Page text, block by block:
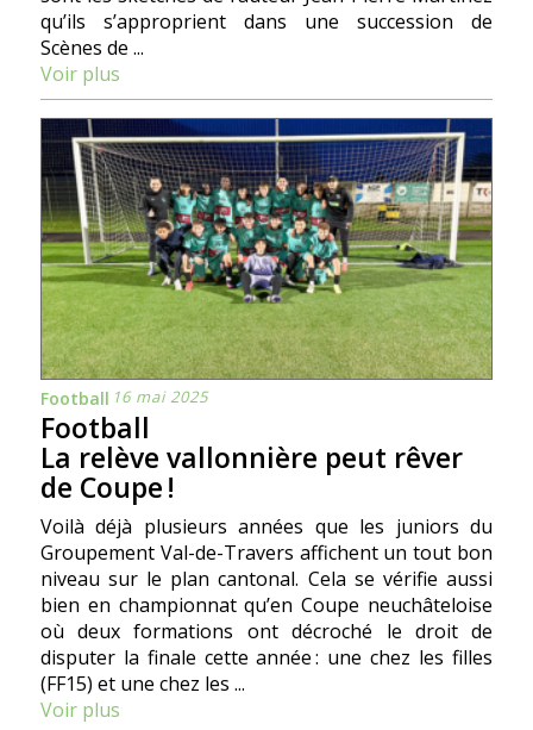
qu’ils s’approprient dans une succession de
Scènes de ...
Voir plus
Football 16 mai 2025
Football
La relève vallonnière peut rêver
de Coupe !
Voilà déjà plusieurs années que les juniors du
Groupement Val-de-Travers affichent un tout bon
niveau sur le plan cantonal. Cela se vérifie aussi
bien en championnat qu’en Coupe neuchâteloise
où deux formations ont décroché le droit de
disputer la finale cette année : une chez les filles
(FF15) et une chez les ...
Voir plus